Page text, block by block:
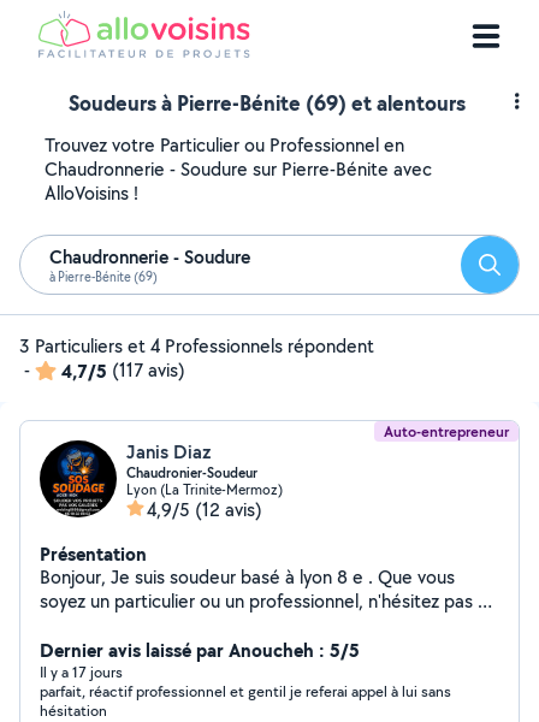
Soudeurs à Pierre-Bénite (69) et alentours
Trouvez votre Particulier ou Professionnel en
Chaudronnerie - Soudure sur Pierre-Bénite avec
AlloVoisins !
Chaudronnerie - Soudure
à Pierre-Bénite (69)
3 Particuliers et 4 Professionnels répondent
-
4,7/5 (117 avis)
Auto-entrepreneur
Janis Diaz
Chaudronier-Soudeur
Lyon (La Trinite-Mermoz)
4,9/5 (12 avis)
Présentation
Bonjour, Je suis soudeur basé à lyon 8 e . Que vous
soyez un particulier ou un professionnel, n'hésitez pas à
toute intervention en lien avec le métal (aluminium -
acier-inox-) . MINIMUM INTERVENTION 60 Secteur
Lyon 8ème Bonne journée à vous !
Dernier avis laissé par Anoucheh : 5/5
Il y a 17 jours
parfait, réactif professionnel et gentil je referai appel à lui sans
hésitation